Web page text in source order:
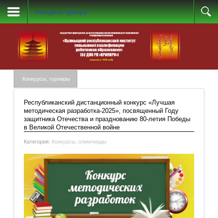
Конкурсы, турниры
Конкурсы, турниры
Республиканский дистанционный конкурс «Лучшая
методическая разработка-2025», посвященный Году
защитника Отечества и празднованию 80-летия Победы
в Великой Отечественной войне
Категория: Конкурсы, олимпиады